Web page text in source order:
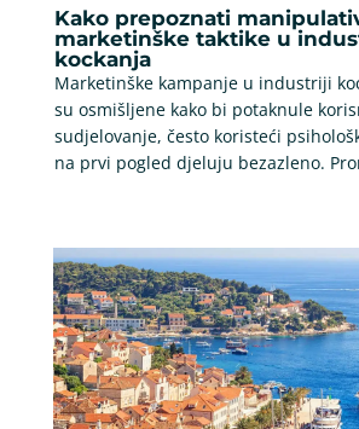
Kako prepoznati
marketinške taktike u
kockanja
Marketinške kampanje u industriji
su osmišljene kako bi potaknule
sudjelovanje, često koristeći
na prvi pogled djeluju bezazleno.